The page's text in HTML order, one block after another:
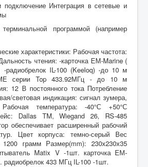
Интеграция в сетевые и
программой (например
характеристики: Рабочая частота:
чтения: -карточка ЕМ-Marine (
IL-100 (Keeloq) -до 10 м
серии Top 433.92МГц - до 10 м
12 В постоянного тока Потребление
световая индикация: сигнал зумера,
температура: -40°С +50°С
Dallas TM, Wiegand 26, RS-485
обеспечивает расширенный рабочий
Цвет корпуса: темно-серый Вес
грамм Размер(mm): 230х230х35
Matix V -1шт. карточка ЕМ-
радиобрелок 433 МГц IL-100 -1шт.